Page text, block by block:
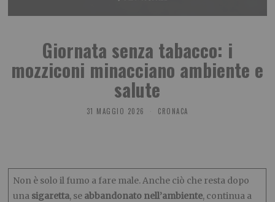
Giornata senza tabacco: i
mozziconi minacciano ambiente e
salute
31 MAGGIO 2026 CRONACA
Non è solo il fumo a fare male. Anche ciò che resta dopo
una sigaretta, se abbandonato nell’ambiente, continua a